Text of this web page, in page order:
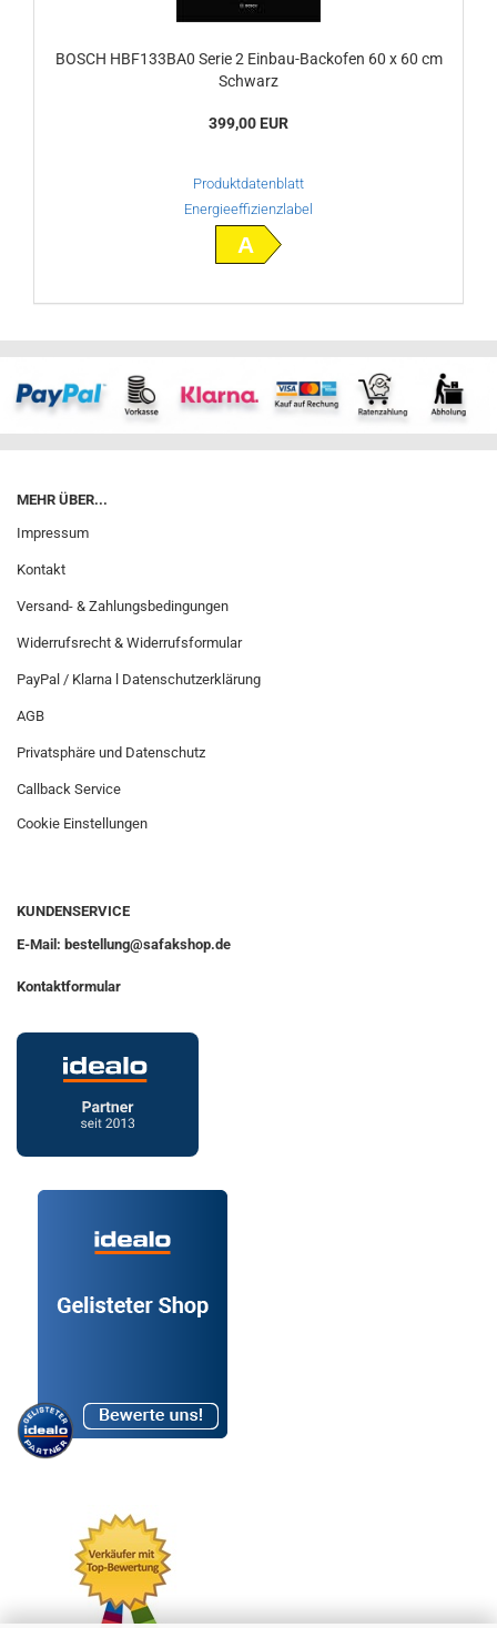
BOSCH HBF133BA0 Serie 2 Einbau-Backofen 60 x 60 cm
Schwarz
399,00 EUR
Produktdatenblatt
Energieeffizienzlabel
A
MEHR ÜBER...
Impressum
Kontakt
Versand- & Zahlungsbedingungen
Widerrufsrecht & Widerrufsformular
PayPal / Klarna l Datenschutzerklärung
AGB
Privatsphäre und Datenschutz
Callback Service
Cookie Einstellungen
KUNDENSERVICE
E-Mail: bestellung@safakshop.de
Kontaktformular